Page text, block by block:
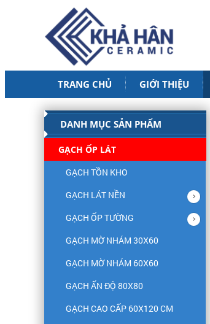
TRANG CHỦ GIỚI THIỆU
DANH MỤC SẢN PHẨM
GẠCH ỐP LÁT
GẠCH TỒN KHO
GẠCH LÁT NỀN
GẠCH ỐP TƯỜNG
GẠCH MỜ NHÁM 30X60
GẠCH MỜ NHÁM 60X60
GẠCH ẤN ĐỘ 80X80
GẠCH CAO CẤP 60X120 CM